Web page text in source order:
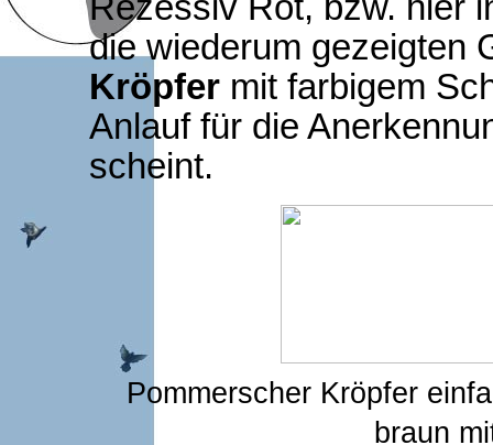
die wiederum gezeigten
Kröpfermit farbigem
Anlauf für die
scheint.
Pommerscher
braun